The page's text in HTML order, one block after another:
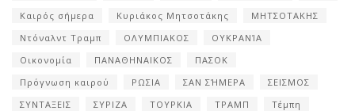
Καιρός σήμερα
Κυριάκος Μητσοτάκης
ΜΗΤΣΟΤΑΚΗΣ
Ντόναλντ Τραμπ
ΟΛΥΜΠΙΑΚΟΣ
ΟΥΚΡΑΝΊΑ
Οικονομία
ΠΑΝΑΘΗΝΑΙΚΟΣ
ΠΑΣΟΚ
Πρόγνωση καιρού
ΡΩΣΙΑ ΣΑΝ ΣΉΜΕΡΑ
ΣΕΙΣΜΟΣ
ΣΥΝΤΑΞΕΙΣ
ΣΥΡΙΖΑ ΤΟΥΡΚΙΑ ΤΡΑΜΠ
Τέμπη